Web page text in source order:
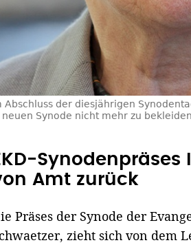
Abschluss der diesjährigen
Synode nicht mehr zu
Amt zurück
Präses der Synode der
zieht sich von dem